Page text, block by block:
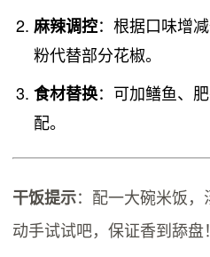
麻辣调控：根据口味增
粉代替部分花椒。
食材替换：可加鳝鱼、
配。
干饭提示：配一大碗米饭
动手试试吧，保证香到舔盘！